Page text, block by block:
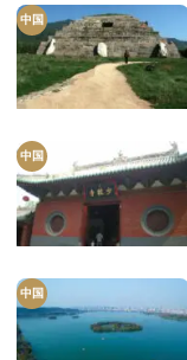
中国
中国
中国